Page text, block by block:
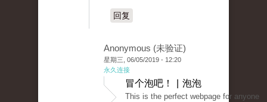
回复
Anonymous (未验证)
星期三, 06/05/2019 - 12:20
永久连接
冒个泡吧！ | 泡泡
This is the perfect webpage for anyone